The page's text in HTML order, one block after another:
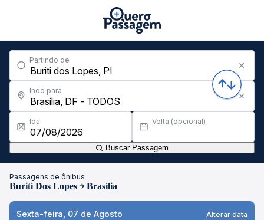
Partindo de
Indo para
Ida Volta (opcional)
Buscar Passagem
Passagens de ônibus
Buriti Dos Lopes Brasília
Sexta-feira, 07 de Agosto Alterar data